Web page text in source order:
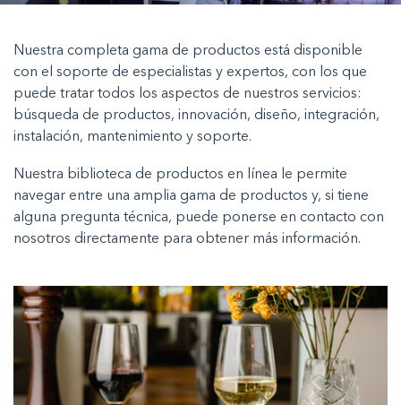
Nuestra completa gama de productos está disponible
con el soporte de especialistas y expertos, con los que
puede tratar todos los aspectos de nuestros servicios:
búsqueda de productos, innovación, diseño, integración,
instalación, mantenimiento y soporte.
Nuestra biblioteca de productos en línea le permite
navegar entre una amplia gama de productos y, si tiene
alguna pregunta técnica, puede ponerse en contacto con
nosotros directamente para obtener más información.